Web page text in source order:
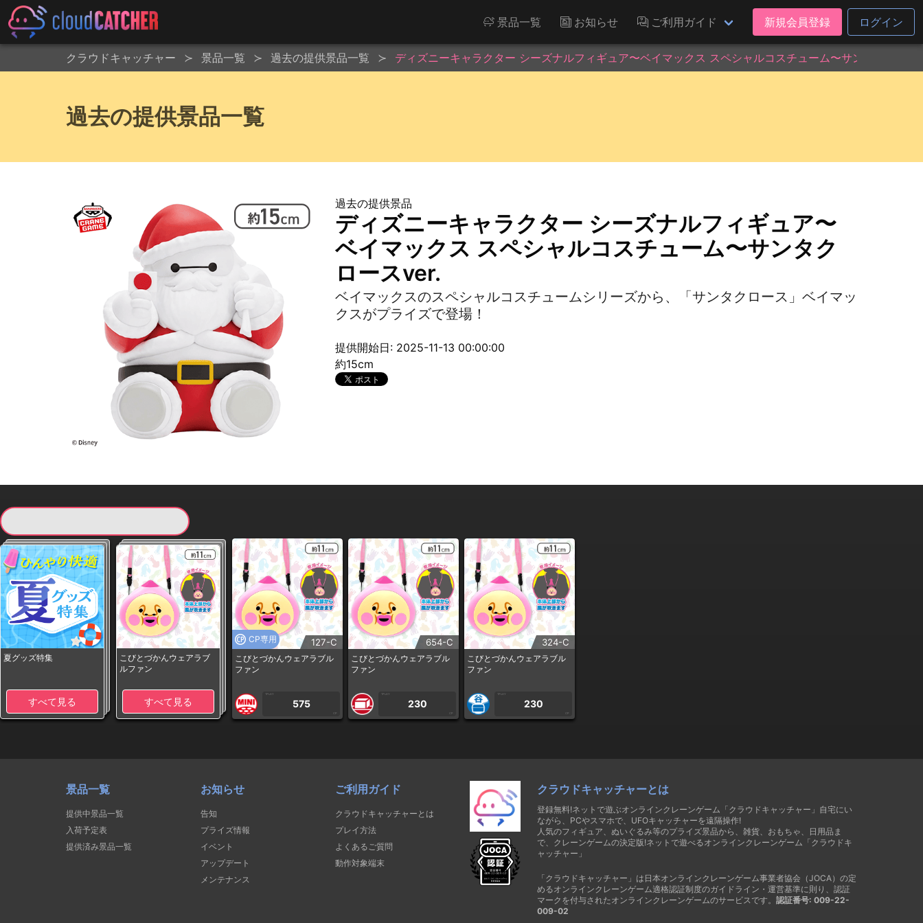
景品一覧 お知らせ ご利用ガイド 新規会員登録 ログイン
クラウドキャッチャー 景品一覧 過去の提供景品一覧 ディズニーキャラクター シーズナルフィギュア〜ベイマックス スペシャルコスチューム〜サンタクロース
過去の提供景品一覧
過去の提供景品
ディズニーキャラクター シーズナルフィギュア〜
ベイマックス スペシャルコスチューム〜サンタク
ロースver.
ベイマックスのスペシャルコスチュームシリーズから、「サンタクロース」ベイマッ
クスがプライズで登場！
提供開始日: 2025-11-13 00:00:00
約15cm
夏グッズ特集
すべて見る
こびとづかんウェアラブ
ルファン
すべて見る
CP専用 127-C
こびとづかんウェアラブル
ファン
1PLAY
575
CP
654-C
こびとづかんウェアラブル
ファン
1PLAY
230
CP
324-C
こびとづかんウェアラブル
ファン
1PLAY
230
CP
景品一覧
提供中景品一覧
入荷予定表
提供済み景品一覧
お知らせ
告知
プライズ情報
イベント
アップデート
メンテナンス
ご利用ガイド
クラウドキャッチャーとは
プレイ方法
よくあるご質問
動作対象端末
クラウドキャッチャーとは
登録無料!ネットで遊ぶオンラインクレーンゲーム「クラウドキャッチャー」自宅にい
ながら、PCやスマホで、UFOキャッチャーを遠隔操作!
人気のフィギュア、ぬいぐるみ等のプライズ景品から、雑貨、おもちゃ、日用品ま
で、クレーンゲームの決定版!ネットで遊べるオンラインクレーンゲーム「クラウドキ
ャッチャー」
「クラウドキャッチャー」は日本オンラインクレーンゲーム事業者協会（JOCA）の定
めるオンラインクレーンゲーム適格認証制度のガイドライン・運営基準に則り、認証
マークを付与されたオンラインクレーンゲームのサービスです。 認証番号: 009-22-
009-02